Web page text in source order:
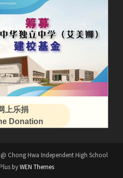
上乐捐
Donation
Chong Hwa Independent High School
byWEN Themes